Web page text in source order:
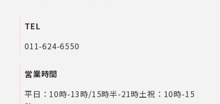
TEL
011-624-6550
営業時間
平日：10時-13時/15時半-21時土祝：10時-15